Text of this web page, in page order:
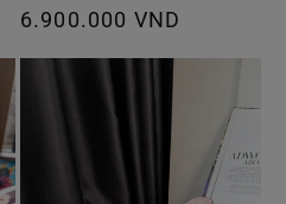
Giá
6.900.000 VND